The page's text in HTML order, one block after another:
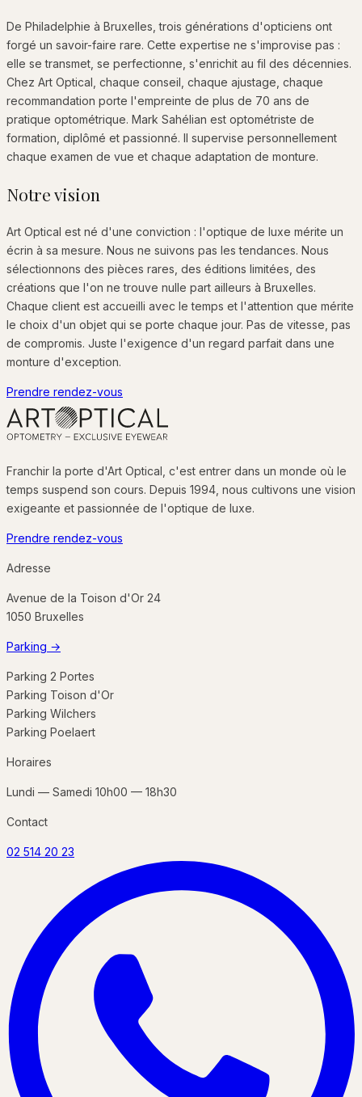
De Philadelphie à Bruxelles, trois générations d'opticiens ont
forgé un savoir-faire rare. Cette expertise ne s'improvise pas :
elle se transmet, se perfectionne, s'enrichit au fil des décennies.
Chez Art Optical, chaque conseil, chaque ajustage, chaque
recommandation porte l'empreinte de plus de 70 ans de
pratique optométrique. Mark Sahélian est optométriste de
formation, diplômé et passionné. Il supervise personnellement
chaque examen de vue et chaque adaptation de monture.
Notre vision
Art Optical est né d'une conviction : l'optique de luxe mérite un
écrin à sa mesure. Nous ne suivons pas les tendances. Nous
sélectionnons des pièces rares, des éditions limitées, des
créations que l'on ne trouve nulle part ailleurs à Bruxelles.
Chaque client est accueilli avec le temps et l'attention que mérite
le choix d'un objet qui se porte chaque jour. Pas de vitesse, pas
de compromis. Juste l'exigence d'un regard parfait dans une
monture d'exception.
Prendre rendez-vous
Franchir la porte d'Art Optical, c'est entrer dans un monde où le
temps suspend son cours. Depuis 1994, nous cultivons une vision
exigeante et passionnée de l'optique de luxe.
Prendre rendez-vous
Adresse
Avenue de la Toison d'Or 24
1050 Bruxelles
Parking →
Parking 2 Portes
Parking Toison d'Or
Parking Wilchers
Parking Poelaert
Horaires
Lundi — Samedi 10h00 — 18h30
Contact
02 514 20 23